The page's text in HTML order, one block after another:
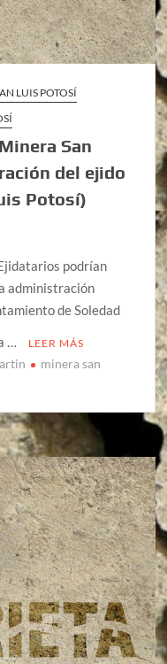
LUIS POTOSÍ
San
del ejido
Potosí)
podrían
administración
de Soledad
…
LEER MÁS
minera san